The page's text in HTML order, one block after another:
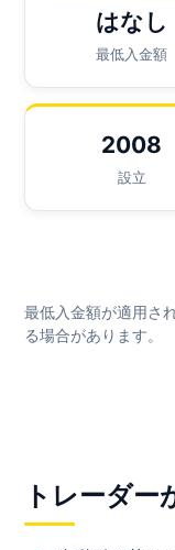
はなし
最低入金額
2008
設立
最低入金額が適用さ
る場合があります。
トレーダー